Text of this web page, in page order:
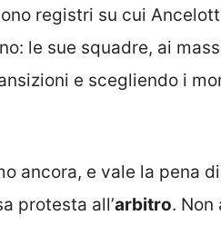
registri su cui
le sue squadre, ai
e scegliendo i
ancora, e vale la pena
protesta all’arbitro.